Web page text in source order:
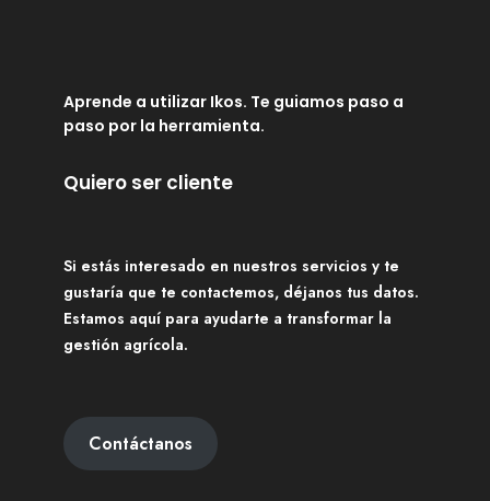
Aprende a utilizar Ikos. Te guiamos paso a
paso por la herramienta.
Quiero ser cliente
Si estás interesado en nuestros servicios y te
gustaría que te contactemos, déjanos tus datos.
Estamos aquí para ayudarte a transformar la
gestión agrícola.
Contáctanos